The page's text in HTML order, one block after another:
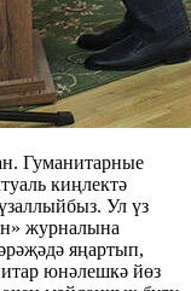
Гуманитарные
киңлектә
Ул үз
журналына
яңартып,
юнәлешкә йөз